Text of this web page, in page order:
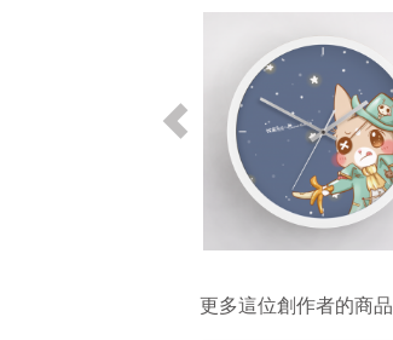
更多這位創作者的商品